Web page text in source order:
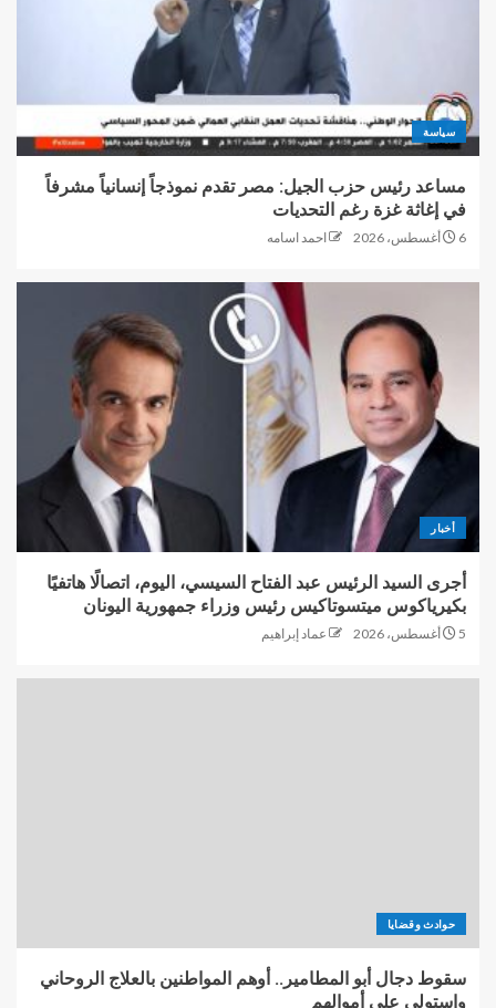
سياسة
مساعد رئيس حزب الجيل: مصر تقدم نموذجاً إنسانياً مشرفاً
في إغاثة غزة رغم التحديات
6 أغسطس، 2026 احمد اسامه
أخبار
أجرى السيد الرئيس عبد الفتاح السيسي، اليوم، اتصالًا هاتفيًا
بكيرياكوس ميتسوتاكيس رئيس وزراء جمهورية اليونان
5 أغسطس، 2026 عماد إبراهيم
حوادث وقضايا
سقوط دجال أبو المطامير.. أوهم المواطنين بالعلاج الروحاني
واستولى على أموالهم